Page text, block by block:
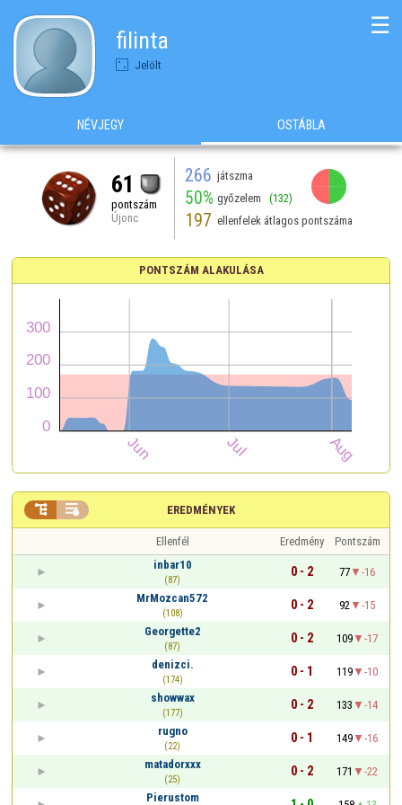
filinta
Jelölt
☰
NÉVJEGY OSTÁBLA
61
pontszám
Újonc
266 játszma
50% győzelem (132)
197 ellenfelek átlagos pontszáma
PONTSZÁM ALAKULÁSA
EREDMÉNYEK
 
Ellenfél Eredmény
Pontszám
inbar10
(87)
0 - 2 77
-16
MrMozcan572
(108)
0 - 2 92
-15
Georgette2
(87)
0 - 2 109
-17
denizci.
(174)
0 - 1 119
-10
showwax
(177)
0 - 2 133
-14
rugno
(22)
0 - 1 149
-16
matadorxxx
(25)
0 - 2 171
-22
Pierustom